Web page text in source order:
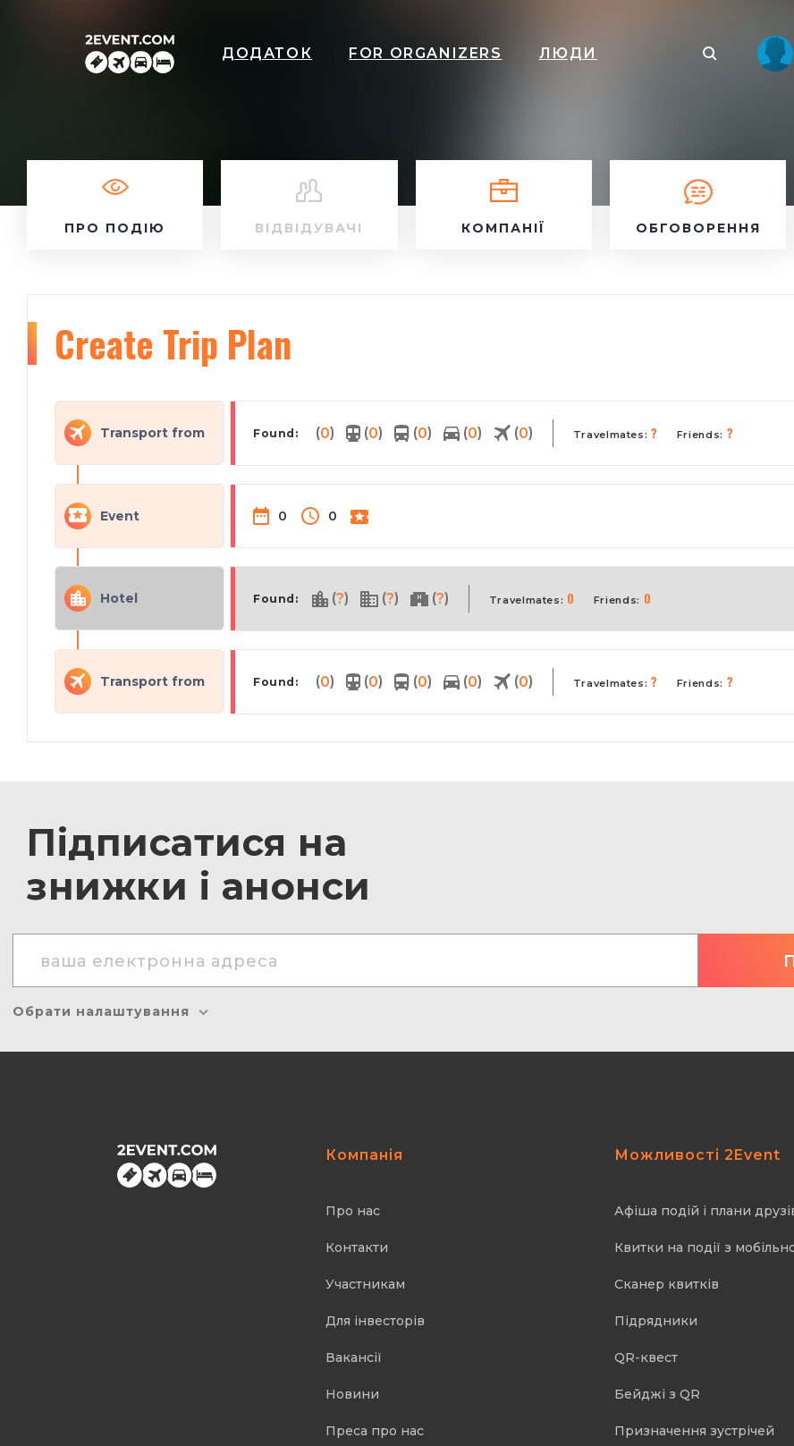
ДОДАТОК FOR ORGANIZERS ЛЮДИ
ПРО ПОДІЮ ВІДВІДУВАЧІ КОМПАНІЇ ОБГОВОРЕННЯ
Create Trip Plan
Transport from Found: (0) (0) (0) (0) (0) Travelmates:? Friends: ?
Event 0 0
Hotel Found: (?) (?) (?) Travelmates: 0 Friends: 0
Transport from Found: (0) (0) (0) (0) (0) Travelmates:? Friends: ?
Підписатися на
знижки і анонси
Обрати налаштування
Компанія
Про нас
Контакти
Участникам
Для інвесторів
Вакансії
Новини
Преса про нас
Можливості 2Event
Афіша подій і плани
Квитки на події з
Cканер квитків
Підрядники
QR-квест
Бейджі з QR
Призначення зустрічей